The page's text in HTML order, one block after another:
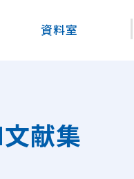
文献集
資料室